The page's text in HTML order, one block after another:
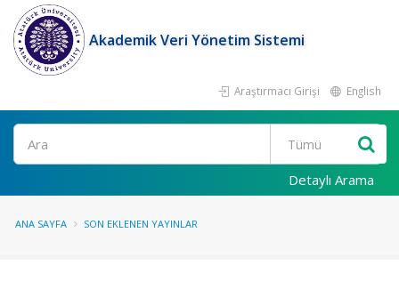
Akademik Veri Yönetim Sistemi
Araştırmacı Girişi English
Ara
Detaylı Arama
ANA SAYFA SON EKLENEN YAYINLAR